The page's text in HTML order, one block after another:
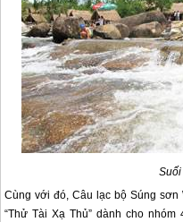
Suối
Cùng với đó, Câu lạc bộ Súng
“Thử Tài Xạ Thủ” dành cho